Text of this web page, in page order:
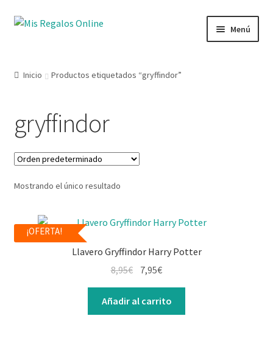
Menú
Secciones
Ofertas
Novedades
Lista de deseos
Inicio Productos etiquetados “gryffindor”
gryffindor
Mostrando el único resultado
¡OFERTA!
Llavero Gryffindor Harry Potter
8,95€ 7,95€
Añadir al carrito